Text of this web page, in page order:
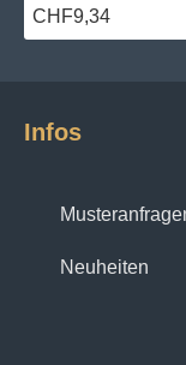
CHF9,34
Infos
Neuheiten